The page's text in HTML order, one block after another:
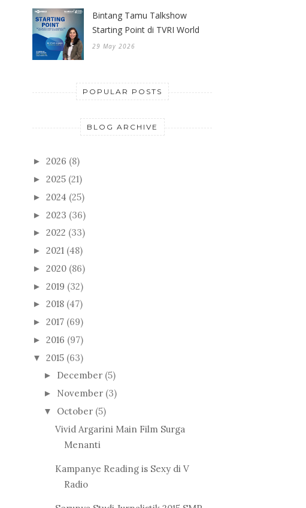
Bintang Tamu Talkshow
Starting Point di TVRI World
29 May 2026
POPULAR POSTS
BLOG ARCHIVE
► 2026 (8)
► 2025 (21)
► 2024 (25)
► 2023 (36)
► 2022 (33)
► 2021 (48)
► 2020 (86)
► 2019 (32)
► 2018 (47)
► 2017 (69)
► 2016 (97)
▼ 2015 (63)
► December (5)
► November (3)
▼ October (5)
Vivid Argarini Main Film Surga
Menanti
Kampanye Reading is Sexy di V
Radio